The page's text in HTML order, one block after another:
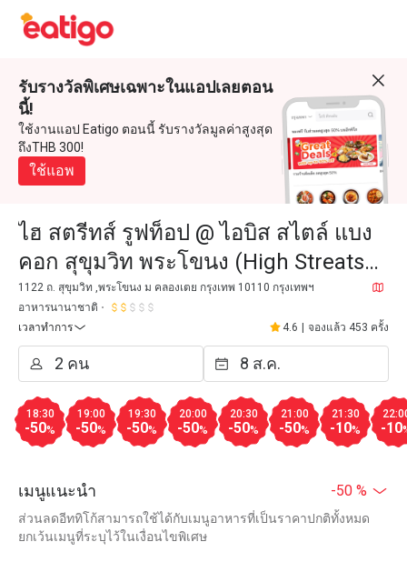
รับรางวัลพิเศษเฉพาะในแอปเลยตอน
นี้!
ใช้งานแอป Eatigo ตอนนี้ รับรางวัลมูลค่าสูงสุด
ถึงTHB 300!
ใช้แอพ
ไฮ สตรีทส์ รูฟท็อป @ ไอบิส สไตล์ แบง
คอก สุขุมวิท พระโขนง (High Streats
Rooftop @ Ibis Styles Bangkok
Sukhumvit Phra Khanong)
1122 ถ. สุขุมวิท ,พระโขนง ม คลองเตย กรุงเทพ 10110 กรุงเทพฯ
อาหารนานาชาติ
เวลาทำการ
4.6 จองแล้ว 453 ครั้ง
18:30
-50%
19:00
-50%
19:30
-50%
20:00
-50%
20:30
-50%
21:00
-50%
21:30
-10% -10
เมนูแนะนำ -50 %
ส่วนลดอีททิโก้สามารถใช้ได้กับเมนูอาหารที่เป็นราคาปกติทั้งหมด
ยกเว้นเมนูที่ระบุไว้ในเงื่อนไขพิเศษ